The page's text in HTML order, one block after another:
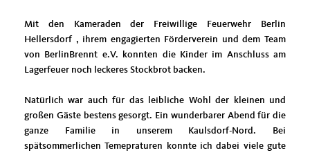
Mit den Kameraden der Freiwillige Feuerwehr Berlin
Hellersdorf , ihrem engagierten Förderverein und dem Team
von BerlinBrennt e.V. konnten die Kinder im Anschluss am
Lagerfeuer noch leckeres Stockbrot backen.
Natürlich war auch für das leibliche Wohl der kleinen und
großen Gäste bestens gesorgt. Ein wunderbarer Abend für die
ganze Familie in unserem Kaulsdorf-Nord. Bei
spätsommerlichen Temepraturen konnte ich dabei viele gute